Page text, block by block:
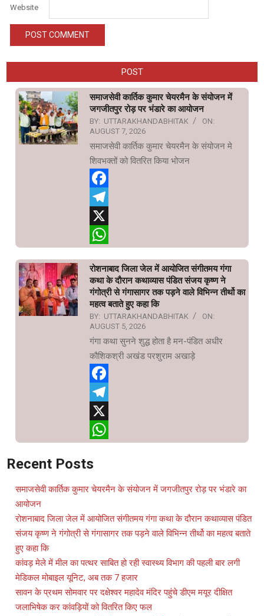
Website
POST
समाजसेवी कार्तिक कुमार चेयरमैन के संयोजन में
जगजीतपुर रोड़ पर भंडारे का आयोजन
BY: UTTARAKHANDABHITAK
ON:
AUGUST 7, 2026
समाजसेवी कार्तिक कुमार चेयरमैन के संयोजन मे
शिवभक्तों को वितरित किया भोजन
Facebook
Telegram
X
रोशनाबाद जिला जेल में आयोजित संगीतमय गंगा
कथा के दौरान कथाव्यास पंडित संजय कृष्ण ने
गंगोत्री से गंगासागर तक पड़ने वाले विभिन्न तीर्थो का
महत्व बताते हुए कहा कि
BY: UTTARAKHANDABHITAK
ON:
AUGUST 5, 2026
गंगा कथा सुनने शुद्ध होता है मन-पंडित अधीर
कौशिकश्री अखंड परशुराम अखाड़े
Facebook
Telegram
X
Recent Posts
समाजसेवी कार्तिक कुमार चेयरमैन के संयोजन में जगजीतपुर रोड़ पर भंडारे का
आयोजन
रोशनाबाद जिला जेल में आयोजित संगीतमय गंगा कथा के दौरान कथाव्यास पंडित
संजय कृष्ण ने गंगोत्री से गंगासागर तक पड़ने वाले विभिन्न तीर्थो का महत्व बताते
हुए कहा कि
कांवड़ मेले में मील का पत्थर साबित हो रही स्वास्थ्य विभाग की पहली बार लगी
मेडिकल मोबाइल यूनिट, अब तक 7 हजार
सावन के प्रथम सोमवार पर दक्षेश्वर महादेव मंदिर पहुंचे डीएम मयूर दीक्षित
जलाभिषेक कर कांवड़ियों को वितरित किए फल